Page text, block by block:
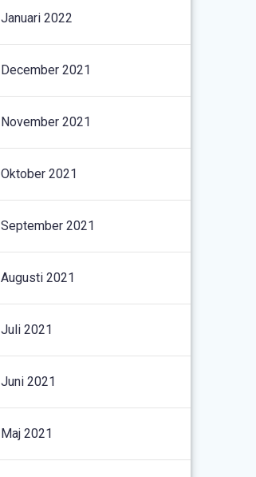
Januari 2022
December 2021
November 2021
Oktober 2021
September 2021
Augusti 2021
Juli 2021
Juni 2021
Maj 2021